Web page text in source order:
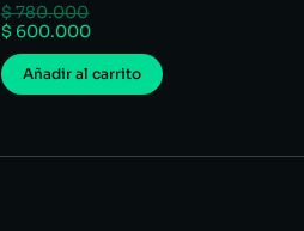
$780.000
$ 600.000
Añadir al carrito